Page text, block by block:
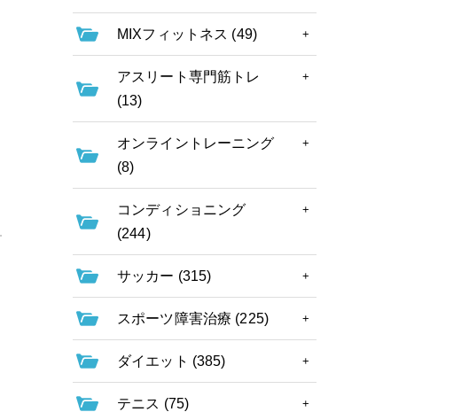
MIXフィットネス (49)
アスリート専門筋トレ
(13)
オンライントレーニング
(8)
コンディショニング
(244)
サッカー (315)
スポーツ障害治療 (225)
ダイエット (385)
テニス (75)